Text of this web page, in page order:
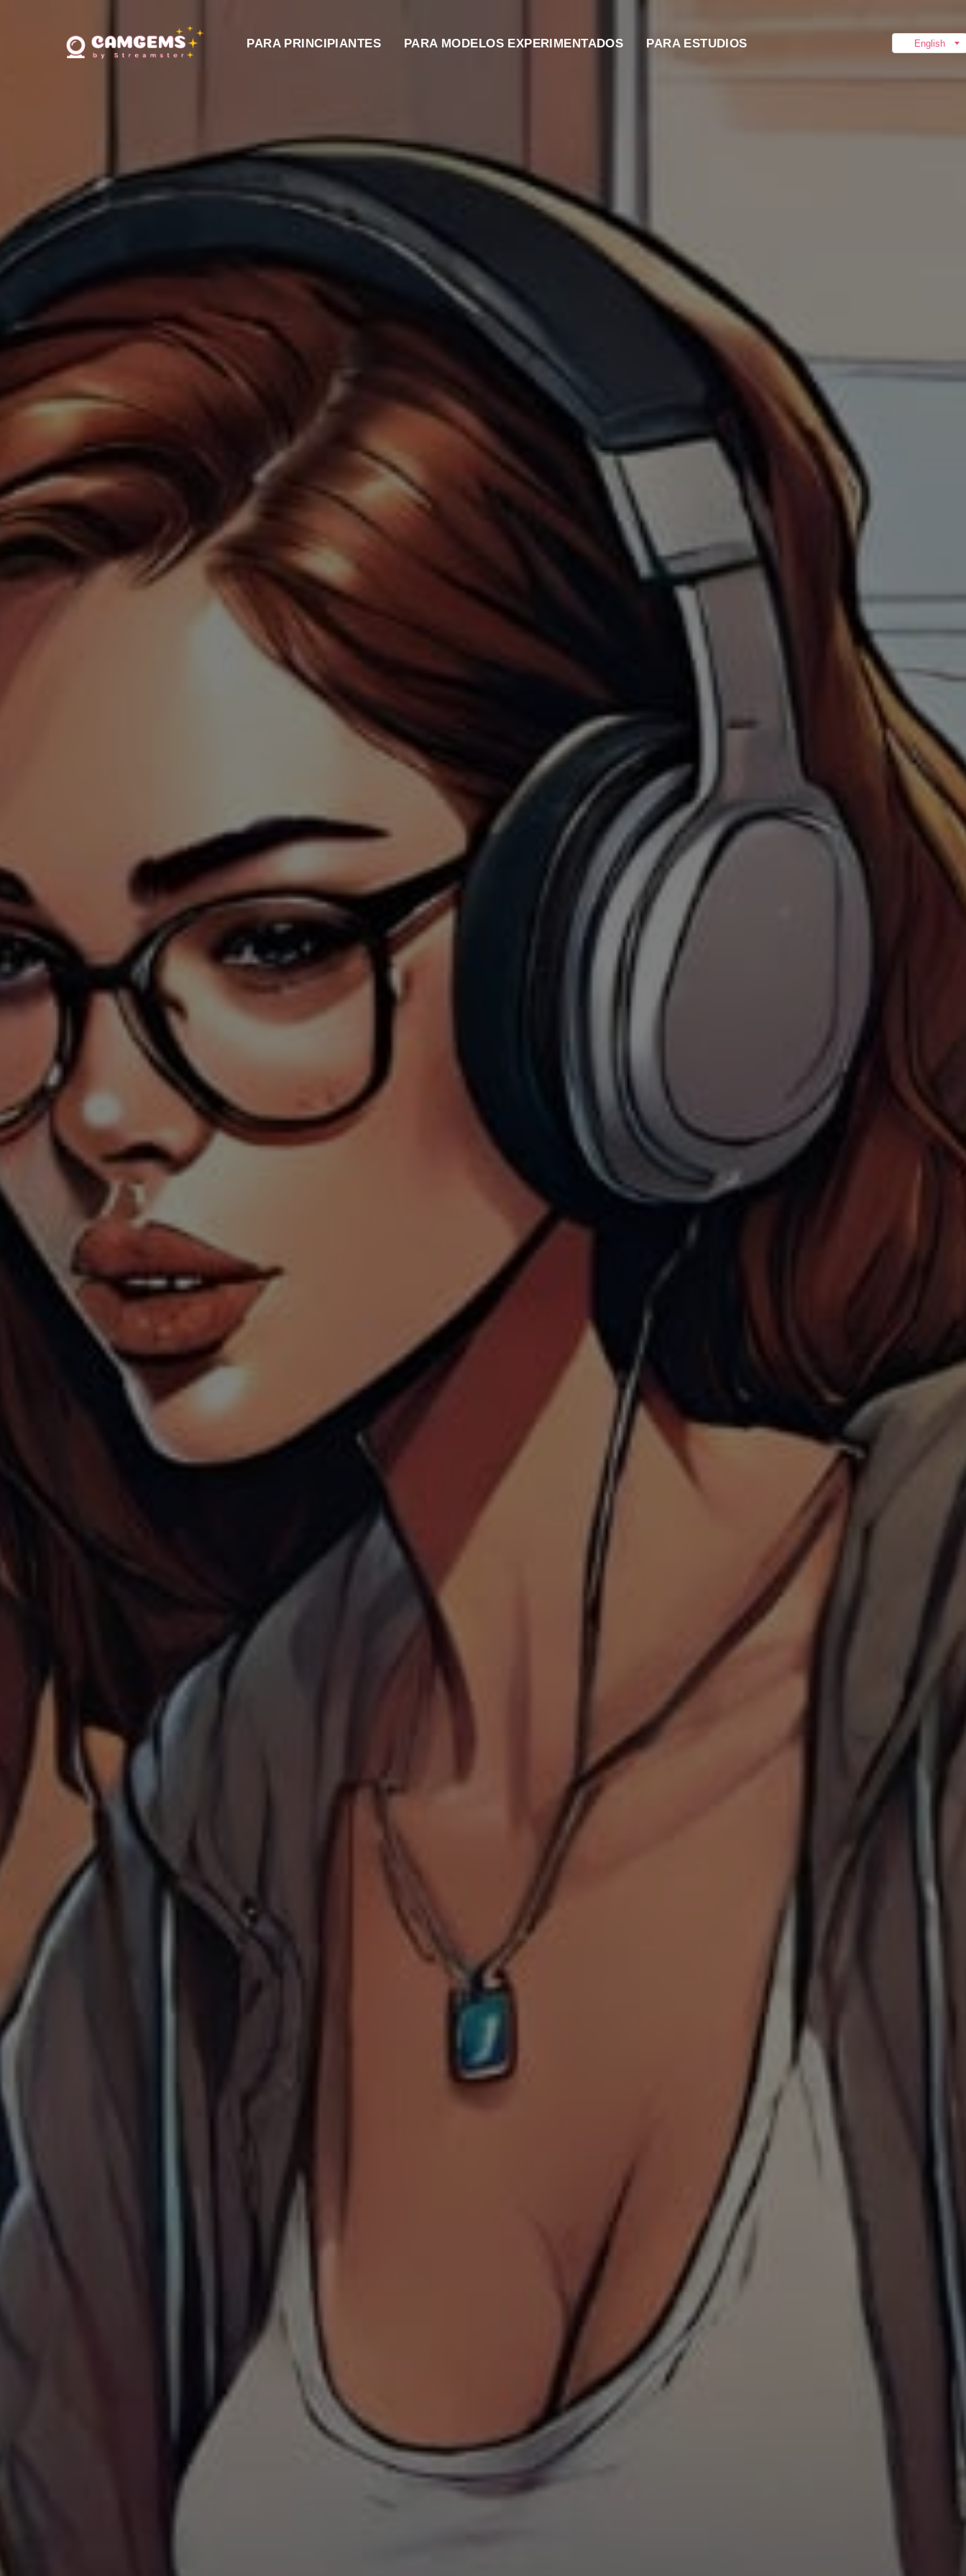
PARA PRINCIPIANTES PARA MODELOS EXPERIMENTADOS PARA ESTUDIOS English